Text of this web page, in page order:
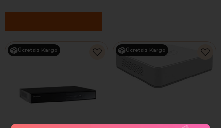
Ücretsiz Kargo Ücretsiz Kargo